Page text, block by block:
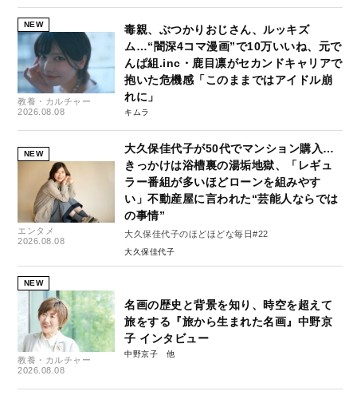
NEW
教養・カルチャー
2026.08.08
毒親、ぶつかりおじさん、ルッキズ
ム…“闇深4コマ漫画”で10万いいね、元で
んぱ組.inc・鹿目凛がセカンドキャリアで
抱いた危機感「このままではアイドル崩
れに」
キムラ
NEW
エンタメ
2026.08.08
大久保佳代子が50代でマンション購入…
きっかけは浴槽裏の湯垢地獄、「レギュ
ラー番組が多いほどローンを組みやす
い」不動産屋に言われた“芸能人ならでは
の事情”
大久保佳代子のほどほどな毎日#22
大久保佳代子
NEW
教養・カルチャー
2026.08.08
名画の歴史と背景を知り、時空を超えて
旅をする『旅から生まれた名画』中野京
子 インタビュー
中野京子